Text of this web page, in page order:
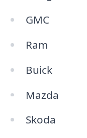
GMC
Ram
Buick
Mazda
Skoda